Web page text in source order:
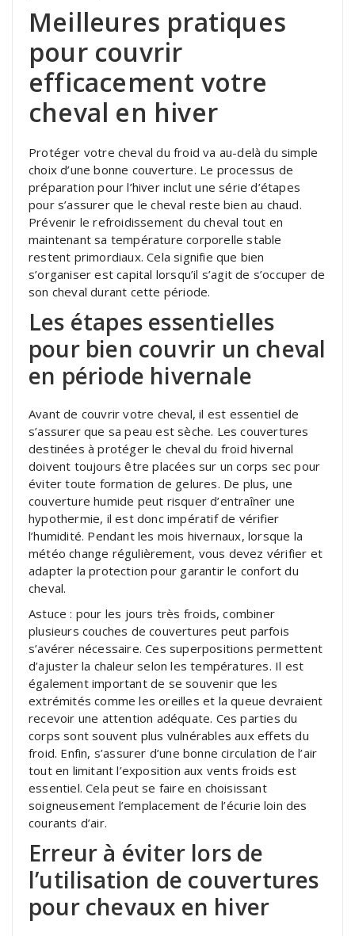
Meilleures pratiques
pour couvrir
efficacement votre
cheval en hiver
Protéger votre cheval du froid va au-delà du simple
choix d’une bonne couverture. Le processus de
préparation pour l’hiver inclut une série d’étapes
pour s’assurer que le cheval reste bien au chaud.
Prévenir le refroidissement du cheval tout en
maintenant sa température corporelle stable
restent primordiaux. Cela signifie que bien
s’organiser est capital lorsqu’il s’agit de s’occuper de
son cheval durant cette période.
Les étapes essentielles
pour bien couvrir un cheval
en période hivernale
Avant de couvrir votre cheval, il est essentiel de
s’assurer que sa peau est sèche. Les couvertures
destinées à protéger le cheval du froid hivernal
doivent toujours être placées sur un corps sec pour
éviter toute formation de gelures. De plus, une
couverture humide peut risquer d’entraîner une
hypothermie, il est donc impératif de vérifier
l’humidité. Pendant les mois hivernaux, lorsque la
météo change régulièrement, vous devez vérifier et
adapter la protection pour garantir le confort du
cheval.
Astuce : pour les jours très froids, combiner
plusieurs couches de couvertures peut parfois
s’avérer nécessaire. Ces superpositions permettent
d’ajuster la chaleur selon les températures. Il est
également important de se souvenir que les
extrémités comme les oreilles et la queue devraient
recevoir une attention adéquate. Ces parties du
corps sont souvent plus vulnérables aux effets du
froid. Enfin, s’assurer d’une bonne circulation de l’air
tout en limitant l’exposition aux vents froids est
essentiel. Cela peut se faire en choisissant
soigneusement l’emplacement de l’écurie loin des
courants d’air.
Erreur à éviter lors de
l’utilisation de couvertures
pour chevaux en hiver